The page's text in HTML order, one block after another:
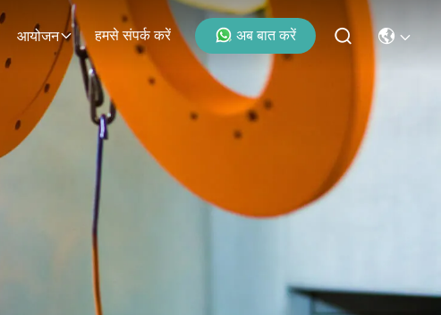
आयोजन हमसे संपर्क करें अब बात करें